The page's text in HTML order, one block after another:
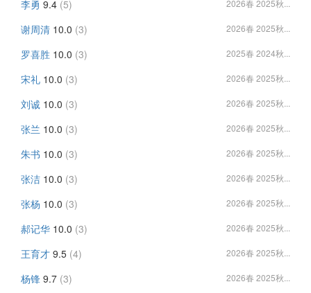
李勇 9.4 (5) 2026春 2025秋...
谢周清 10.0 (3) 2026春 2025秋...
罗喜胜 10.0 (3) 2025春 2024秋...
宋礼 10.0 (3) 2026春 2025秋...
刘诚 10.0 (3) 2026春 2025秋...
张兰 10.0 (3) 2026春 2025秋...
朱书 10.0 (3) 2026春 2025秋...
张洁 10.0 (3) 2026春 2025秋...
张杨 10.0 (3) 2026春 2025秋...
郝记华 10.0 (3) 2026春 2025秋...
王育才 9.5 (4) 2026春 2025秋...
杨锋 9.7 (3) 2026春 2025秋...